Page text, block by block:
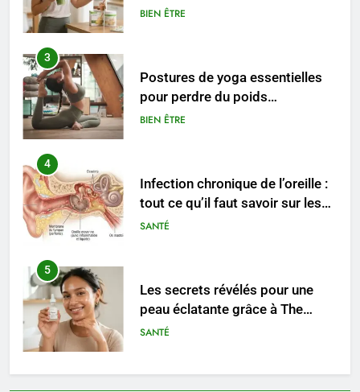
conseils pratiques
BIEN ÊTRE
3
Postures de yoga essentielles
pour perdre du poids
rapidement et durable
BIEN ÊTRE
4
Infection chronique de l’oreille :
tout ce qu’il faut savoir sur les
saignements
SANTÉ
5
Les secrets révélés pour une
peau éclatante grâce à The
Ordinary
SANTÉ
6